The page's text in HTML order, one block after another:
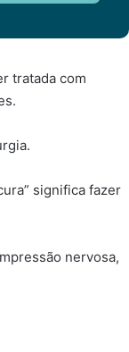
tratada com
significa fazer
nervosa,